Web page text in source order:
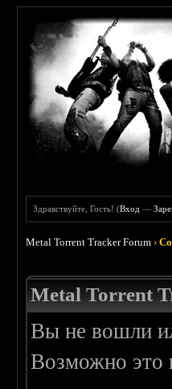
Здравствуйте, Гость! (Вход —
Metal Torrent Tracker Forum ›
Metal Torrent
Вы не вошли
Возможно это